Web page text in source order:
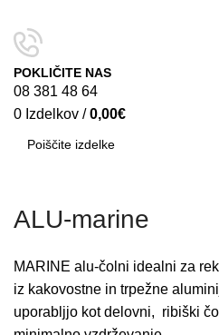
POKLIČITE NAS
08 381 48 64
0 Izdelkov / 0,00€
ALU-marine
MARINE alu-čolni idealni za
iz kakovostne in trpežne
uporabljjo kot delovni, ribiški